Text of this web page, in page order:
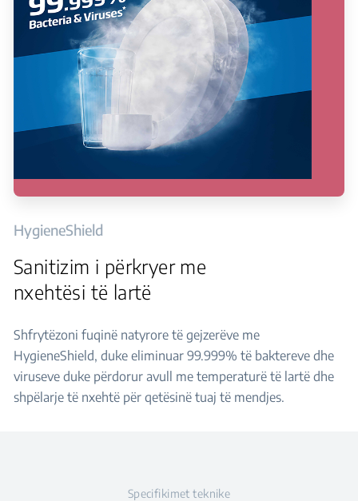
HygieneShield
Sanitizim i përkryer me
nxehtësi të lartë
Shfrytëzoni fuqinë natyrore të gejzerëve me
HygieneShield, duke eliminuar 99.999% të baktereve dhe
viruseve duke përdorur avull me temperaturë të lartë dhe
shpëlarje të nxehtë për qetësinë tuaj të mendjes.
Specifikimet teknike